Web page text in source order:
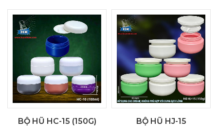
BỘ HŨ HC-15 (150G) BỘ HŨ HJ-15